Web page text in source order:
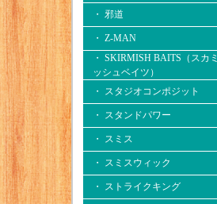
・ 邪道
・ Z-MAN
・ SKIRMISH BAITS（スカミ
ッシュベイツ）
・ スタジオコンポジット
・ スタンドパワー
・ スミス
・ スミスウィック
・ ストライクキング